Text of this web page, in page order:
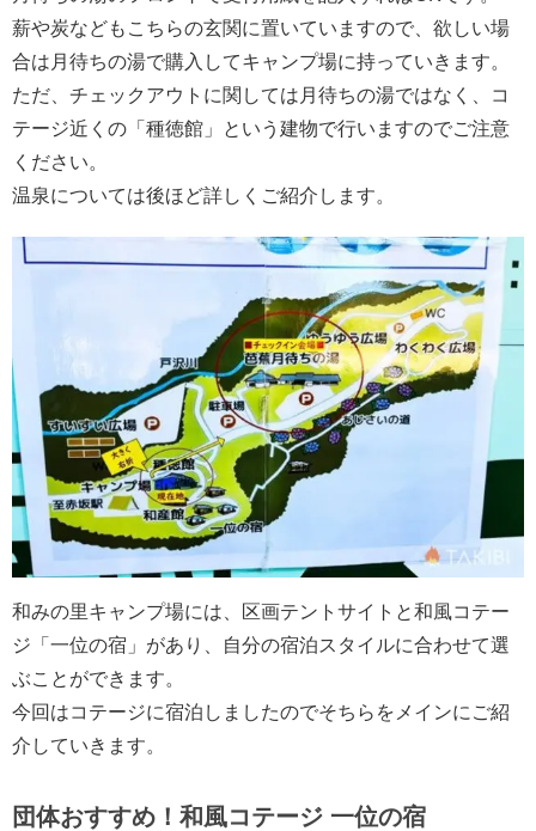
薪や炭などもこちらの玄関に置いていますので、欲しい場
合は月待ちの湯で購入してキャンプ場に持っていきます。
ただ、チェックアウトに関しては月待ちの湯ではなく、コ
テージ近くの「種徳館」という建物で行いますのでご注意
ください。
温泉については後ほど詳しくご紹介します。
和みの里キャンプ場には、区画テントサイトと和風コテー
ジ「一位の宿」があり、自分の宿泊スタイルに合わせて選
ぶことができます。
今回はコテージに宿泊しましたのでそちらをメインにご紹
介していきます。
団体おすすめ！和風コテージ 一位の宿